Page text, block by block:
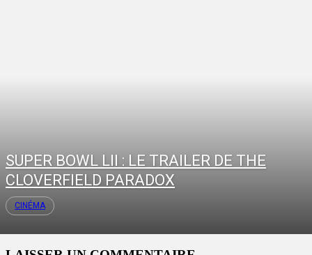
SUPER BOWL LII : LE TRAILER DE THE
CLOVERFIELD PARADOX
CINÉMA